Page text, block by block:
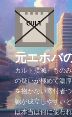
ン
テ
ン
ツ
へ
ス
ッ
プ
元エホバ
カルト撲滅 ものみ
の疑いが極めて濃
を抱かない寄付者
認が成立しやすい
は本当は何に使わ